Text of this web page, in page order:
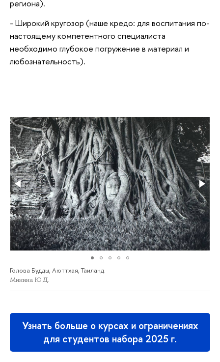
региона).
- Широкий кругозор (наше кредо: для воспитания по-
настоящему компетентного специалиста
необходимо глубокое погружение в материал и
любознательность).
Голова Будды, Аюттхая, Таиланд.
Минина Ю.Д.
Узнать больше о курсах и ограничениях
для студентов набора 2025 г.